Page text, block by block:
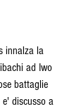
innalza la
ad Iwo
battaglie
e' discusso a